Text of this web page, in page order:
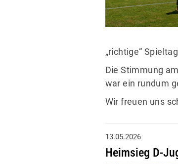
„richtige“
Die Stimmung
war ein rundum
Wir freuen uns
13.05.2026
Heimsieg D-